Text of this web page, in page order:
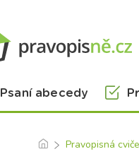
Psaní abecedy
Pravopisná